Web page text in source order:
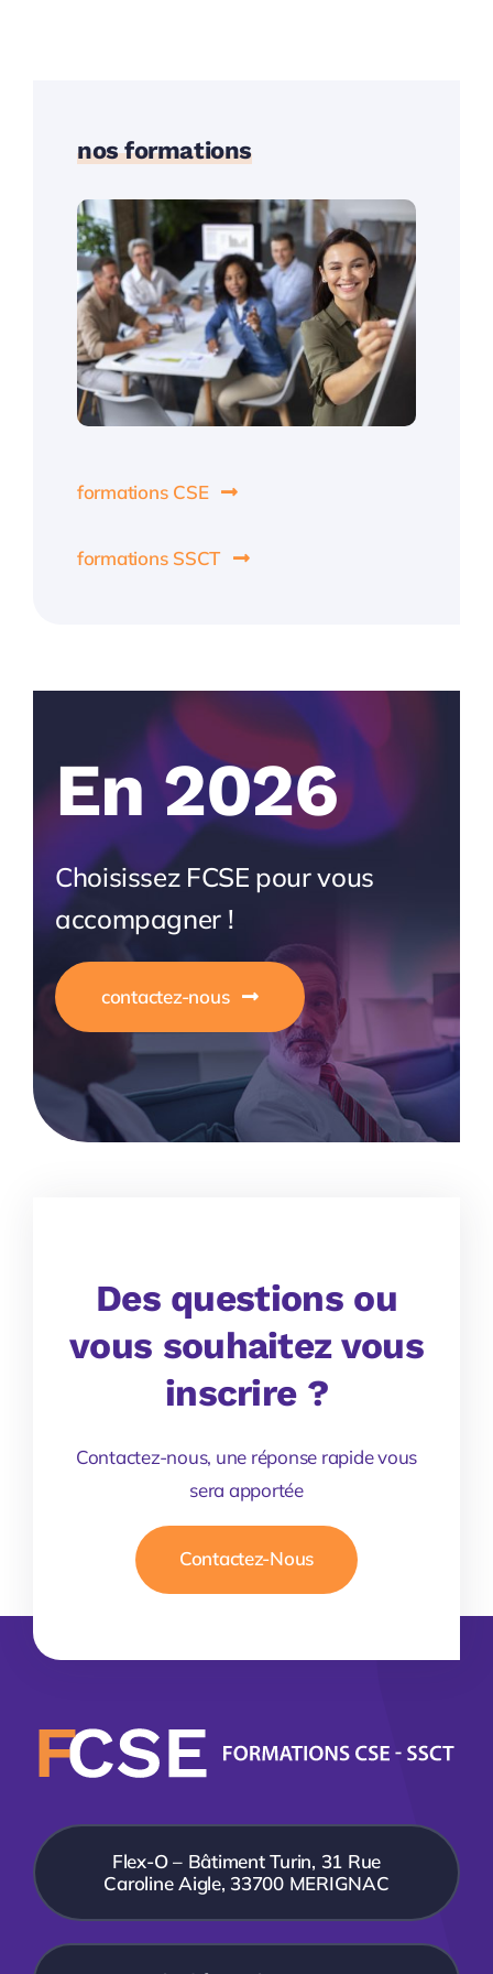
nos formations
formations CSE
formations SSCT
En 2026
Choisissez FCSE pour vous
accompagner !
contactez-nous
Des questions ou
vous souhaitez vous
inscrire ?
Contactez-nous, une réponse rapide vous
sera apportée
Contactez-Nous
Flex-O – Bâtiment Turin, 31 Rue
Caroline Aigle, 33700 MERIGNAC